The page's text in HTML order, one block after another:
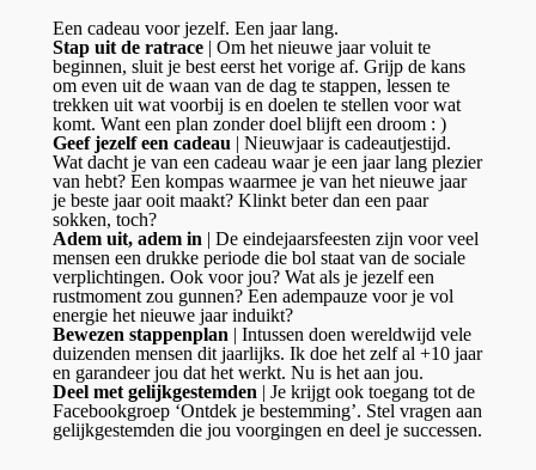
Een cadeau voor jezelf. Een jaar lang.
Stap uit de ratrace | Om het nieuwe jaar voluit te
beginnen, sluit je best eerst het vorige af. Grijp de kans
om even uit de waan van de dag te stappen, lessen te
trekken uit wat voorbij is en doelen te stellen voor wat
komt. Want een plan zonder doel blijft een droom : )
Geef jezelf een cadeau | Nieuwjaar is cadeautjestijd.
Wat dacht je van een cadeau waar je een jaar lang plezier
van hebt? Een kompas waarmee je van het nieuwe jaar
je beste jaar ooit maakt? Klinkt beter dan een paar
sokken, toch?
Adem uit, adem in | De eindejaarsfeesten zijn voor veel
mensen een drukke periode die bol staat van de sociale
verplichtingen. Ook voor jou? Wat als je jezelf een
rustmoment zou gunnen? Een adempauze voor je vol
energie het nieuwe jaar induikt?
Bewezen stappenplan | Intussen doen wereldwijd vele
duizenden mensen dit jaarlijks. Ik doe het zelf al +10 jaar
en garandeer jou dat het werkt. Nu is het aan jou.
Deel met gelijkgestemden | Je krijgt ook toegang tot de
Facebookgroep ‘Ontdek je bestemming’. Stel vragen aan
gelijkgestemden die jou voorgingen en deel je successen.